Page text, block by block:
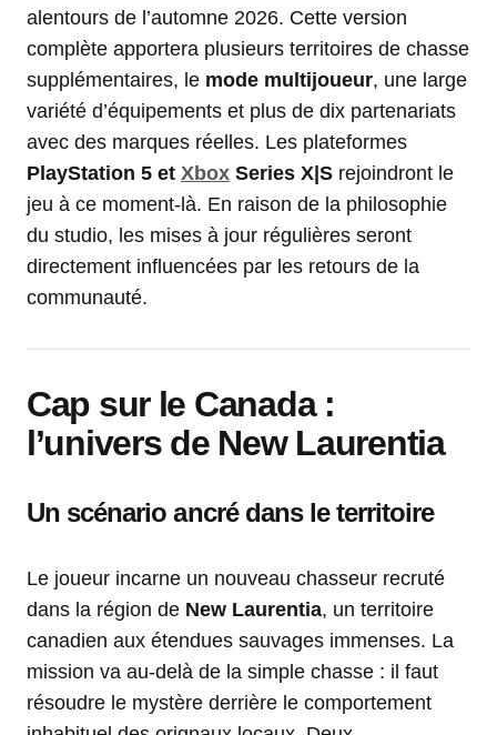
alentours de l’automne 2026. Cette version
complète apportera plusieurs territoires de chasse
supplémentaires, le mode multijoueur, une large
variété d’équipements et plus de dix partenariats
avec des marques réelles. Les plateformes
PlayStation 5 et Xbox Series X|S rejoindront le
jeu à ce moment-là. En raison de la philosophie
du studio, les mises à jour régulières seront
directement influencées par les retours de la
communauté.
Cap sur le Canada :
l’univers de New Laurentia
Un scénario ancré dans le territoire
Le joueur incarne un nouveau chasseur recruté
dans la région de New Laurentia, un territoire
canadien aux étendues sauvages immenses. La
mission va au-delà de la simple chasse : il faut
résoudre le mystère derrière le comportement